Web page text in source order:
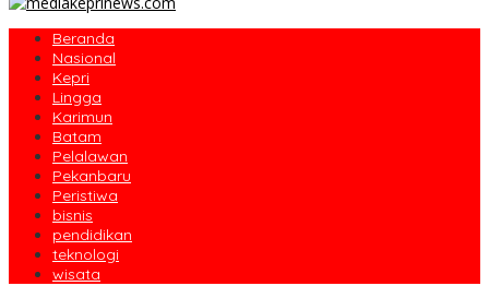
Beranda
Nasional
Kepri
Lingga
Karimun
Batam
Pelalawan
Pekanbaru
Peristiwa
bisnis
pendidikan
teknologi
wisata